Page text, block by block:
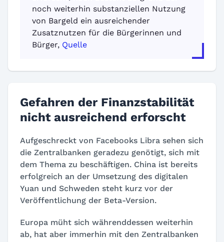
noch weiterhin substanziellen Nutzung
von Bargeld ein ausreichender
Zusatznutzen für die Bürgerinnen und
Bürger, Quelle
Gefahren der Finanzstabilität
nicht ausreichend erforscht
Aufgeschreckt von Facebooks Libra sehen sich
die Zentralbanken geradezu genötigt, sich mit
dem Thema zu beschäftigen. China ist bereits
erfolgreich an der Umsetzung des digitalen
Yuan und Schweden steht kurz vor der
Veröffentlichung der Beta-Version.
Europa müht sich währenddessen weiterhin
ab, hat aber immerhin mit den Zentralbanken